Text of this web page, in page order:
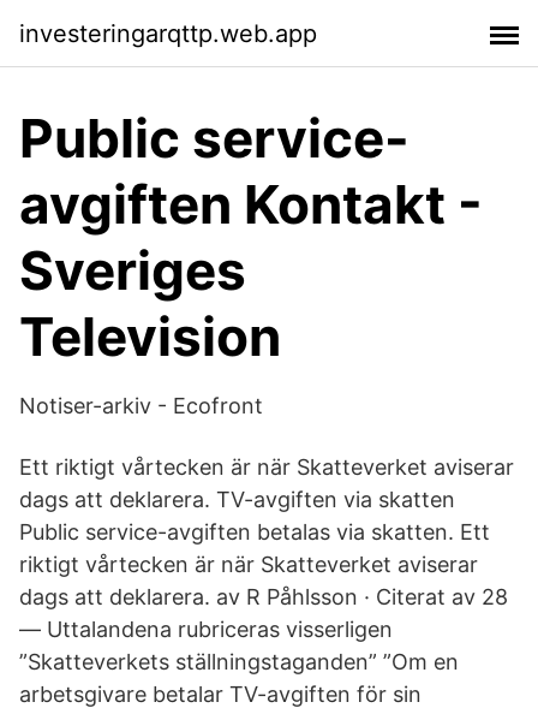
investeringarqttp.web.app
Public service-
avgiften Kontakt -
Sveriges
Television
Notiser-arkiv - Ecofront
Ett riktigt vårtecken är när Skatteverket aviserar
dags att deklarera. TV-avgiften via skatten
Public service-avgiften betalas via skatten. Ett
riktigt vårtecken är när Skatteverket aviserar
dags att deklarera. av R Påhlsson · Citerat av 28
— Uttalandena rubriceras visserligen
”Skatteverkets ställningstaganden” ”Om en
arbetsgivare betalar TV-avgiften för sin